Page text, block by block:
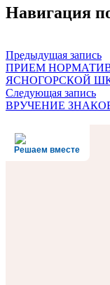
Навигация
Предыдущая запись
ПРИЕМ
ЯСНОГОРСКОЙ
Следующая запись
ВРУЧЕНИЕ
Решаем вместе